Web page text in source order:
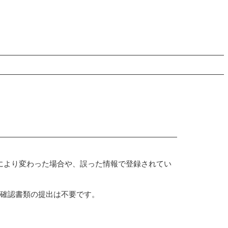
り変わった場合や、誤った情報で登録されてい
認書類の提出は不要です。